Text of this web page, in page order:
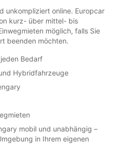
unkompliziert online. Europcar
kurz- über mittel- bis
möglich, falls Sie
beenden möchten.
Bedarf
Hybridfahrzeuge
mobil und unabhängig –
in Ihrem eigenen